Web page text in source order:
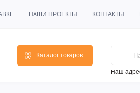
НАШИ ПРОЕКТЫ КОНТАКТЫ
Каталог товаров
Наш